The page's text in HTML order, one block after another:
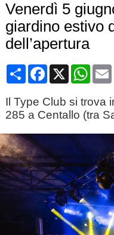
Venerdì 5
giardino estivo
dell’apertura
CondividiFacebook
X
Il Type Club si trova
285 a Centallo (tra